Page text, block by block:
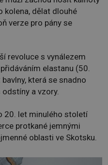
kolena, dělat dlouhé
verze pro pány se
revoluce s vynálezem
elastanu (50.
která se snadno
odstíny a vzory.
20. let minulého století
protkané jemnými
oblasti ve Skotsku.